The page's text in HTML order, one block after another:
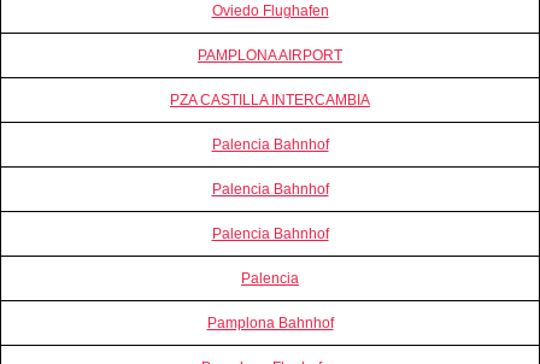
Oviedo Flughafen
PAMPLONA AIRPORT
PZA CASTILLA INTERCAMBIA
Palencia Bahnhof
Palencia Bahnhof
Palencia Bahnhof
Palencia
Pamplona Bahnhof